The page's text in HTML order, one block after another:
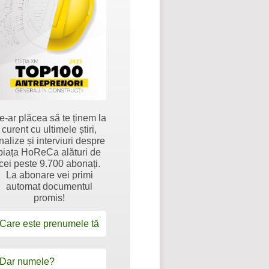
ar plăcea să te ținem la
curent cu ultimele știri,
și interviuri despre
HoReCa alături de
peste 9.700 abonați.
La abonare vei primi
automat documentul
promis!